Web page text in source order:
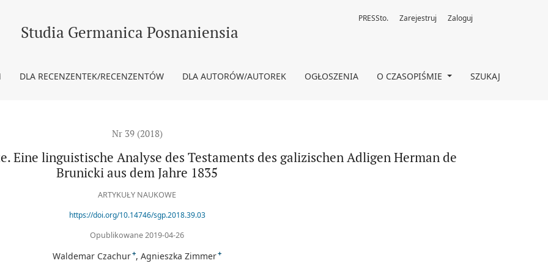
Analyse des Testaments des galizischen Adligen Herman de Brunicki aus dem Jahre 1835
Studia Germanica Posnaniensia
DLA RECENZENTEK/RECENZENTÓW DLA AUTORÓW/AUTOREK OGŁOSZENIA O CZASOPIŚMIE SZUKAJ
PRESSto. Zarejestruj Zaloguj
Nr 39 (2018)
Eine linguistische Analyse des Testaments des galizischen Adligen Herman de
Brunicki aus dem Jahre 1835
ARTYKUŁY NAUKOWE
https://doi.org/10.14746/sgp.2018.39.03
Opublikowane 2019-04-26
Waldemar Czachur+ Agnieszka Zimmer+